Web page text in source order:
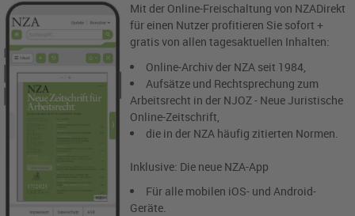
Mit der Online-Freischaltung von NZADirekt
für einen Nutzer profitieren Sie sofort +
gratis von allen tagesaktuellen Inhalten:
Online-Archiv der NZA seit 1984,
Aufsätze und Rechtsprechung zum
Arbeitsrecht in der NJOZ - Neue Juristische
Online-Zeitschrift,
die in der NZA häufig zitierten Normen.
Inklusive: Die neue NZA-App
Für alle mobilen iOS- und Android-
Geräte.